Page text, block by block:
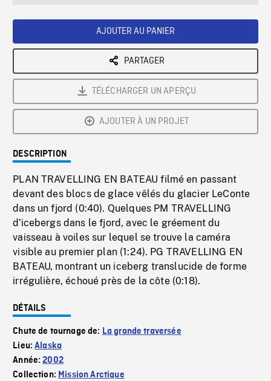
AJOUTER AU PANIER
PARTAGER
TÉLÉCHARGER UN APERÇU
AJOUTER À UN PROJET
DESCRIPTION
PLAN TRAVELLING EN BATEAU filmé en passant
devant des blocs de glace vêlés du glacier LeConte
dans un fjord (0:40). Quelques PM TRAVELLING
d'icebergs dans le fjord, avec le gréement du
vaisseau à voiles sur lequel se trouve la caméra
visible au premier plan (1:24). PG TRAVELLING EN
BATEAU, montrant un iceberg translucide de forme
irrégulière, échoué près de la côte (0:18).
DÉTAILS
Chute de tournage de: La grande traversée
Lieu:Alaska
Année:2002
Collection: Mission Arctique